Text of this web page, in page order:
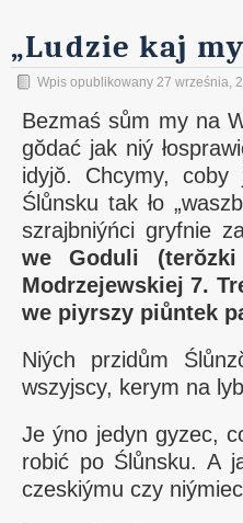
„Ludzie kaj
Wpis opublikowany 27 września,
Bezmaś sům my na
gŏdać jak niý
idyjŏ. Chcymy, coby
Ślůnsku tak ło
szrajbniýńci gryfnie
we Goduli
Modrzejewskiej 7.
we piyrszy piůntek
Niých przidům
wszyjscy, kerym na
Je ýno jedyn gyzec,
robić po Ślůnsku. A
czeskiýmu czy